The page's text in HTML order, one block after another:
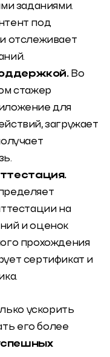
заданиями.
под
отслеживает
Во
стажер
для
загружает
на
и оценок
прохождения
сертификат и
ускорить
его более